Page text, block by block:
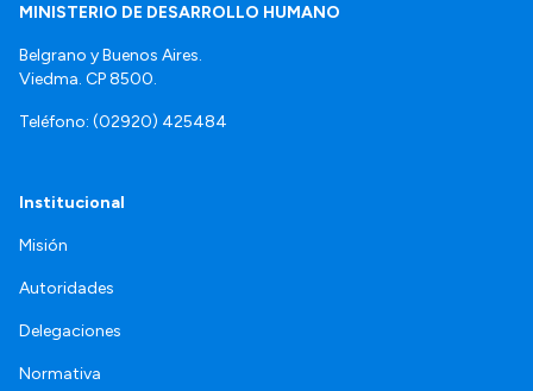
MINISTERIO DE DESARROLLO HUMANO
Belgrano y Buenos Aires.
Viedma. CP 8500.
Teléfono: (02920) 425484
Institucional
Misión
Autoridades
Delegaciones
Normativa